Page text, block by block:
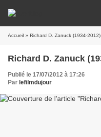
Accueil » Richard D. Zanuck (1934-2012)
Richard D. Zanuck
Publié le 17/07/2012 à 17:26
Par lefilmdujour